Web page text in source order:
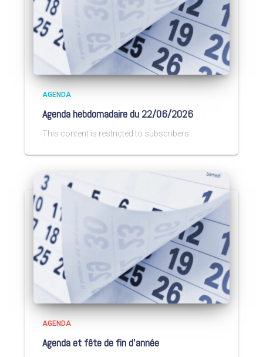
AGENDA
Agenda hebdomadaire du 22/06/2026
This content is restricted to subscribers
AGENDA
Agenda et fête de fin d’année